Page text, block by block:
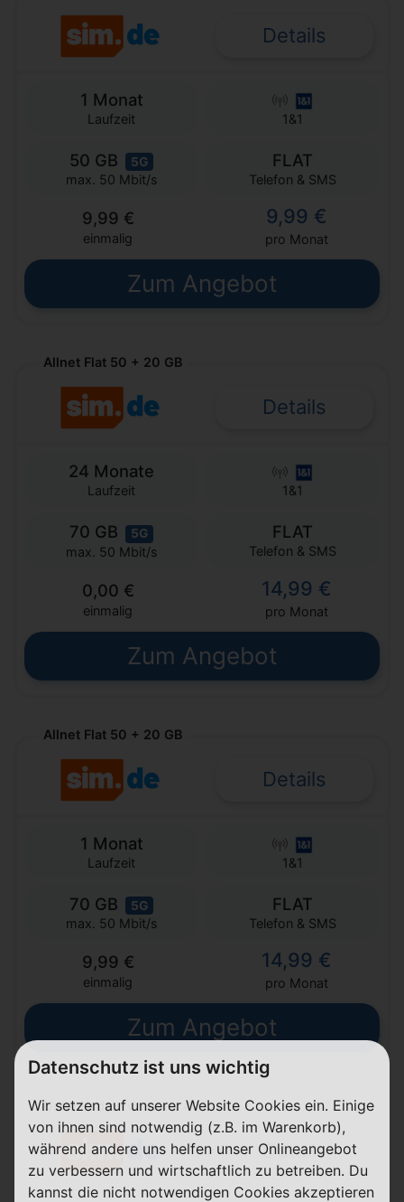
Details
1 Monat
Laufzeit 1&1
50 GB 5G
max. 50 Mbit/s
FLAT
Telefon & SMS
9,99 €
einmalig
9,99 €
pro Monat
Zum Angebot
Allnet Flat 50 + 20 GB
Details
24 Monate
Laufzeit 1&1
70 GB 5G
max. 50 Mbit/s
FLAT
Telefon & SMS
0,00 €
einmalig
14,99 €
pro Monat
Zum Angebot
Allnet Flat 50 + 20 GB
Details
1 Monat
Laufzeit 1&1
70 GB 5G
max. 50 Mbit/s
FLAT
Telefon & SMS
9,99 €
einmalig
14,99 €
pro Monat
Zum Angebot
Unlimited on demand 40
Details
Datenschutz ist uns wichtig
Wir setzen auf unserer Website Cookies ein. Einige
von ihnen sind notwendig (z.B. im Warenkorb),
während andere uns helfen unser Onlineangebot
zu verbessern und wirtschaftlich zu betreiben. Du
kannst die nicht notwendigen Cookies akzeptieren